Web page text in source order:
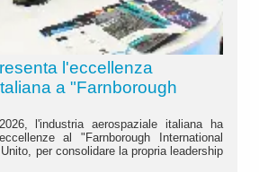
l'eccellenza
a "Farnborough
l'industria aerospaziale italiana ha
al "Farnborough International
per consolidare la propria leadership